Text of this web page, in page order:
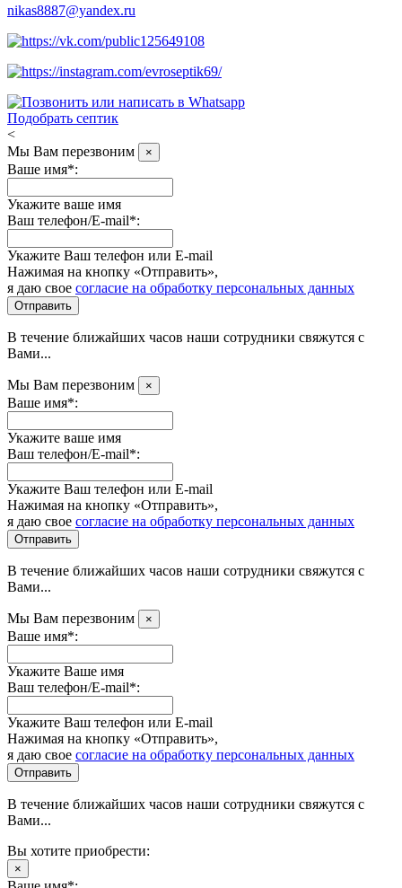
nikas8887@yandex.ru
Подобрать септик
<
Мы Вам перезвоним
×
Ваше имя*:
Укажите ваше имя
Ваш телефон/E-mail*:
Укажите Ваш телефон или E-mail
Нажимая на кнопку «Отправить»,
я даю свое согласие на обработку персональных данных
Отправить
В течение ближайших часов наши сотрудники свяжутся с
Вами...
Мы Вам перезвоним ×
Ваше имя*:
Укажите ваше имя
Ваш телефон/E-mail*:
Укажите Ваш телефон или E-mail
Нажимая на кнопку «Отправить»,
я даю свое согласие на обработку персональных данных
Отправить
В течение ближайших часов наши сотрудники свяжутся с
Вами...
Мы Вам перезвоним ×
Ваше имя*:
Укажите Ваше имя
Ваш телефон/E-mail*:
Укажите Ваш телефон или E-mail
Нажимая на кнопку «Отправить»,
я даю свое согласие на обработку персональных данных
Отправить
В течение ближайших часов наши сотрудники свяжутся с
Вами...
Вы хотите приобрести:
×